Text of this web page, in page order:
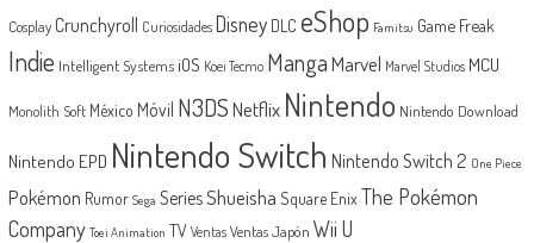
Cosplay Crunchyroll Curiosidades Disney DLC eShop Famitsu Game Freak
Indie Intelligent Systems iOS Koei Tecmo MangaMarvel Marvel Studios MCU
Monolith Soft México Móvil N3DSNetflix Nintendo Nintendo Download
Nintendo EPD Nintendo Switch Nintendo Switch 2 One Piece
Pokémon Rumor Sega SeriesShueisha Square EnixThe Pokémon
Company Toei Animation TV Ventas Ventas Japón Wii U